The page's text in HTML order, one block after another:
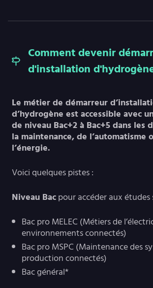
Comment devenir
d'installation
Le métier de démarreur
d’hydrogène est accessible avec
de niveau Bac+2 à Bac+5 dans les
la maintenance, de l’automatisme
l’énergie.
Voici quelques pistes :
Niveau Bacpour accéder aux études
Bac pro MELEC (Métiers de
environnements connectés)
Bac pro MSPC (Maintenance des
production connectés)
Bac général*